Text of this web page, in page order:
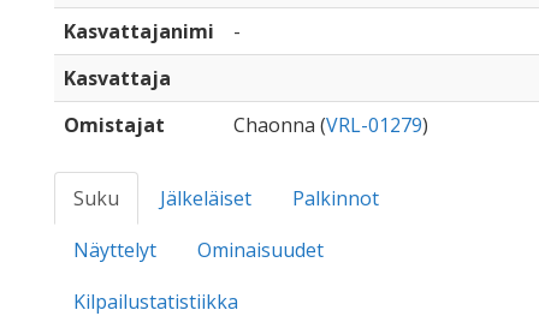
Kasvattajanimi
-
Kasvattaja
Omistajat
Chaonna (VRL-01279)
Suku Jälkeläiset
Palkinnot
Näyttelyt
Ominaisuudet
Kilpailustatistiikka